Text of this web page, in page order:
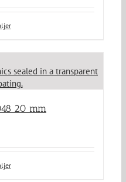
20 mm